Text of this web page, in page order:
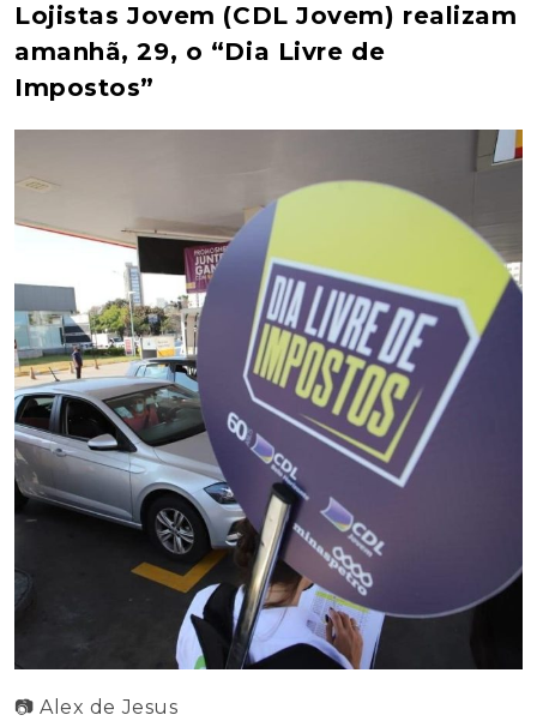
Lojistas Jovem (CDL Jovem) realizam
amanhã, 29, o “Dia Livre de
Impostos”
📷 Alex de Jesus